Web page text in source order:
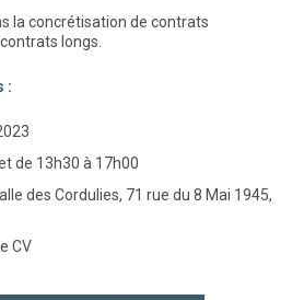
la concrétisation de contrats
longs.
:
de 13h30 à 17h00
des Cordulies, 71 rue du 8 Mai 1945,
CV